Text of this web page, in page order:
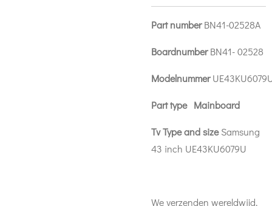
Part numberBN41-02528A
BoardnumberBN41- 02528
Modelnummer
Part type Mainboard
Tv Type and sizeSamsung
43 inch UE43KU6079U
We verzenden wereldwijd,